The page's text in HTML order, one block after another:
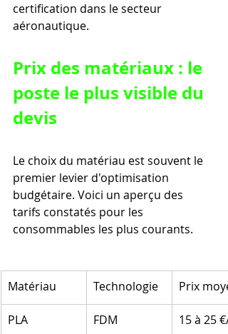
certification dans le secteur
aéronautique.
Prix des matériaux : le
poste le plus visible du
devis
Le choix du matériau est souvent le
premier levier d'optimisation
budgétaire. Voici un aperçu des
tarifs constatés pour les
consommables les plus courants.
Matériau Technologie Prix
PLA FDM 15 à 25 €/